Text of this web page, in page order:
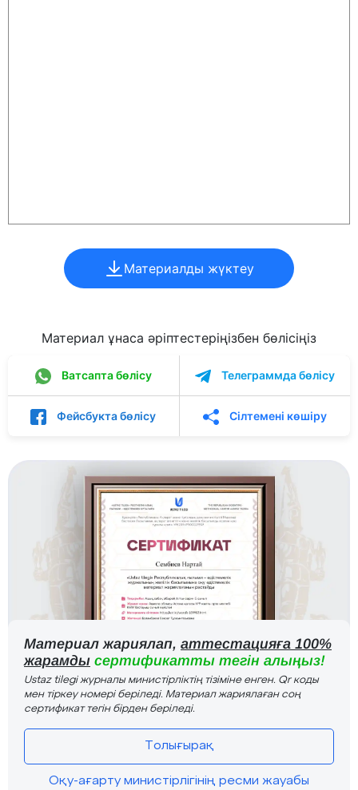
Материалды жүктеу
Материал ұнаса әріптестеріңізбен бөлісіңіз
Ватсапта бөлісу Телеграммда бөлісу
Фейсбукта бөлісу Сілтемені көшіру
Материал жариялап, аттестацияға 100%
жарамды сертификатты тегін алыңыз!
Ustaz tilegi журналы министірліктің тізіміне енген. Qr коды
мен тіркеу номері беріледі. Материал жариялаған соң
сертификат тегін бірден беріледі.
Толығырақ
Оқу-ағарту министірлігінің ресми жауабы